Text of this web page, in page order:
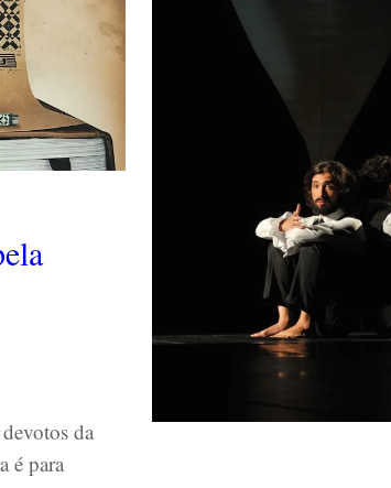
da
é para